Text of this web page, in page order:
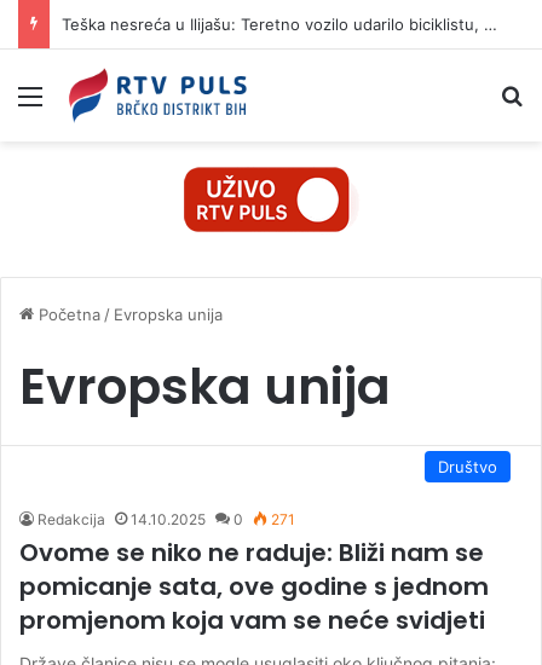
Teška nesreća u Ilijašu: Teretno vozilo udarilo biciklistu, 75-godišnjak zadržan u bolnici
Izbornik
Početna / Evropska unija
Evropska unija
Društvo
Redakcija 14.10.2025 0 271
Ovome se niko ne raduje: Bliži nam se
pomicanje sata, ove godine s jednom
promjenom koja vam se neće svidjeti